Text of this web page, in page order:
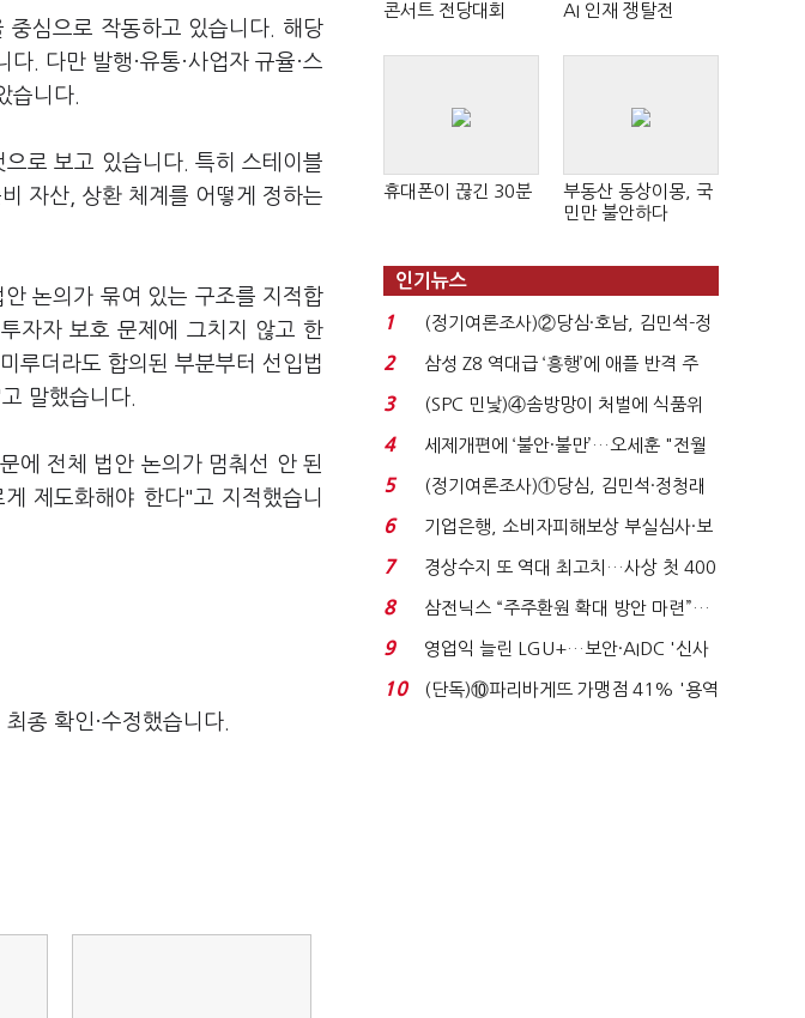
심으로 작동하고 있습니다. 해당
. 다만 발행·유통·사업자 규율·스
습니다.
로 보고 있습니다. 특히 스테이블
자산, 상환 체계를 어떻게 정하는
논의가 묶여 있는 구조를 지적합
자자 보호 문제에 그치지 않고 한
루더라도 합의된 부분부터 선입법
말했습니다.
에 전체 법안 논의가 멈춰선 안 된
제도화해야 한다"고 지적했습니
종 확인·수정했습니다.
콘서트 전당대회 AI 인재 쟁탈전
휴대폰이 끊긴 30분
부동산 동상이몽, 국
민만 불안하다
인기뉴스
1
(정기여론조사)②당심·호남, 김민석-정
청래 '초접전'...
2
삼성 Z8 역대급 ‘흥행’에 애플 반격 주
목…9월 ‘폴...
3
(SPC 민낯)④솜방망이 처벌에 식품위
생법 위반 반복...
4
세제개편에 ‘불안·불만’…오세훈 "전월
세 구하기 더 ...
5
(정기여론조사)①당심, 김민석·정청래
'초접전'…대통령 ...
6
기업은행, 소비자피해보상 부실심사·보
이스피싱 공시 ...
7
경상수지 또 역대 최고치…사상 첫 400
억달러에 '3% 성...
8
삼전닉스 “주주환원 확대 방안 마련”…
로이터에 성명...
9
영업익 늘린 LGU+…보안·AIDC '신사
업 드라이브'...
10
(단독)⑩파리바게뜨 가맹점 41% '용역